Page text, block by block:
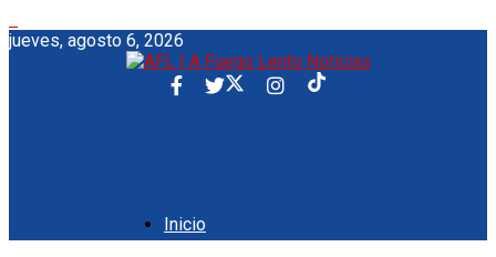
jueves, agosto 6, 2026
Inicio